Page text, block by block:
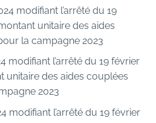
modifiant l’arrêté du 19
unitaire des aides
la campagne 2023
modifiant l’arrêté du 19 février
unitaire des aides couplées
2023
modifiant l’arrêté du 19 février